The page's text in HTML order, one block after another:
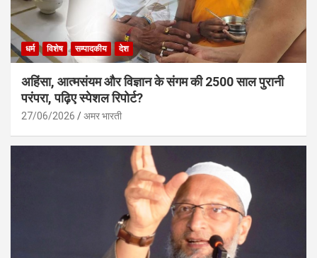
धर्म विशेष सम्पादकीय देश
अहिंसा, आत्मसंयम और विज्ञान के संगम की 2500 साल पुरानी
परंपरा, पढ़िए स्पेशल रिपोर्ट?
27/06/2026 अमर भारती